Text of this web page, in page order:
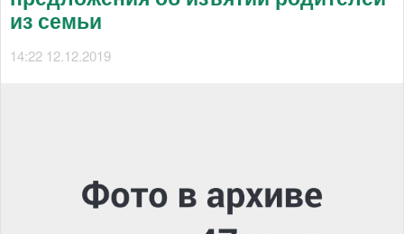
из семьи
14:22 12.12.2019